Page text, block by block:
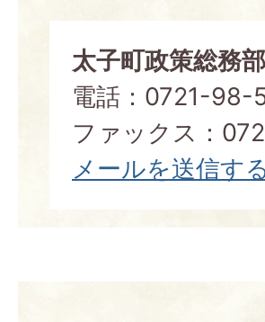
太子町政策総務
電話：0721-98-
ファックス：
メールを送信す